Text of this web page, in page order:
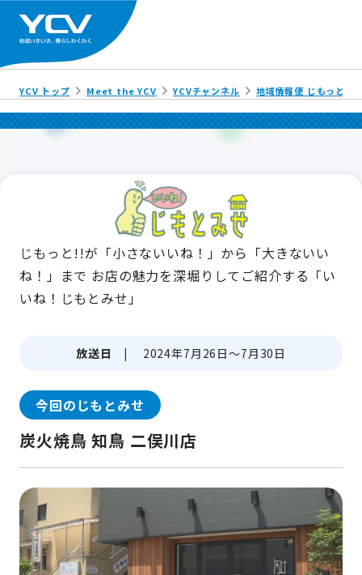
YCV トップ Meet the YCV YCVチャンネル 地域情報便 じもっと!!
じもっと!!が「小さないいね！」から「大きないい
ね！」まで お店の魅力を深堀りしてご紹介する「い
いね！じもとみせ」
放送日 | 2024年7月26日～7月30日
今回のじもとみせ
炭火焼鳥 知鳥 二俣川店